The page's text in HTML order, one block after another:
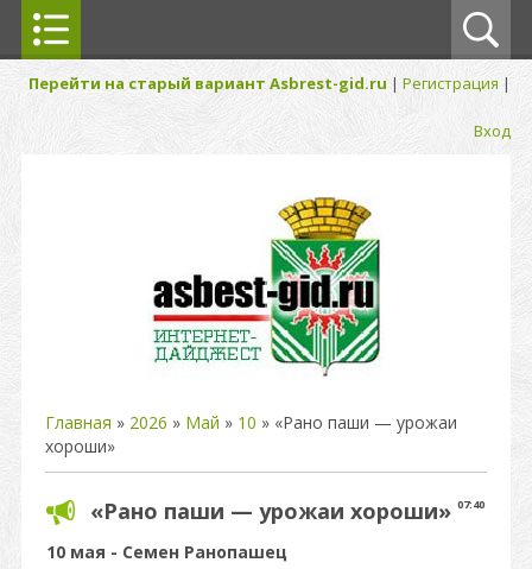
Перейти на старый вариант Asbrest-gid.ru | Регистрация |
Вход
Главная » 2026 » Май » 10 » «Рано паши — урожаи
хороши»
07:40
«Рано паши — урожаи хороши»
10 мая - Семен Ранопашец